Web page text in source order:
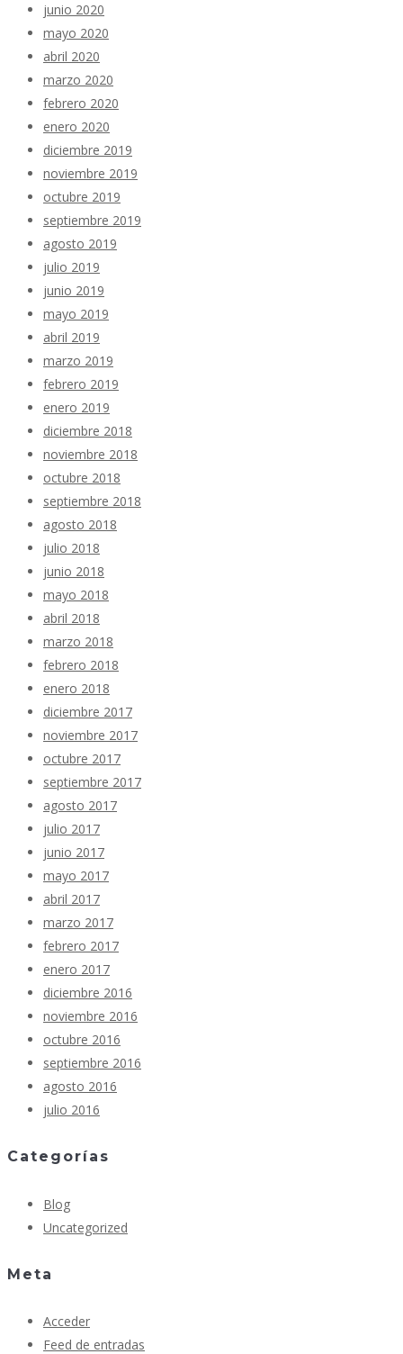
junio 2020
mayo 2020
abril 2020
marzo 2020
febrero 2020
enero 2020
diciembre 2019
noviembre 2019
octubre 2019
septiembre 2019
agosto 2019
julio 2019
junio 2019
mayo 2019
abril 2019
marzo 2019
febrero 2019
enero 2019
diciembre 2018
noviembre 2018
octubre 2018
septiembre 2018
agosto 2018
julio 2018
junio 2018
mayo 2018
abril 2018
marzo 2018
febrero 2018
enero 2018
diciembre 2017
noviembre 2017
octubre 2017
septiembre 2017
agosto 2017
julio 2017
junio 2017
mayo 2017
abril 2017
marzo 2017
febrero 2017
enero 2017
diciembre 2016
noviembre 2016
octubre 2016
septiembre 2016
agosto 2016
julio 2016
Categorías
Blog
Uncategorized
Meta
Acceder
Feed de entradas